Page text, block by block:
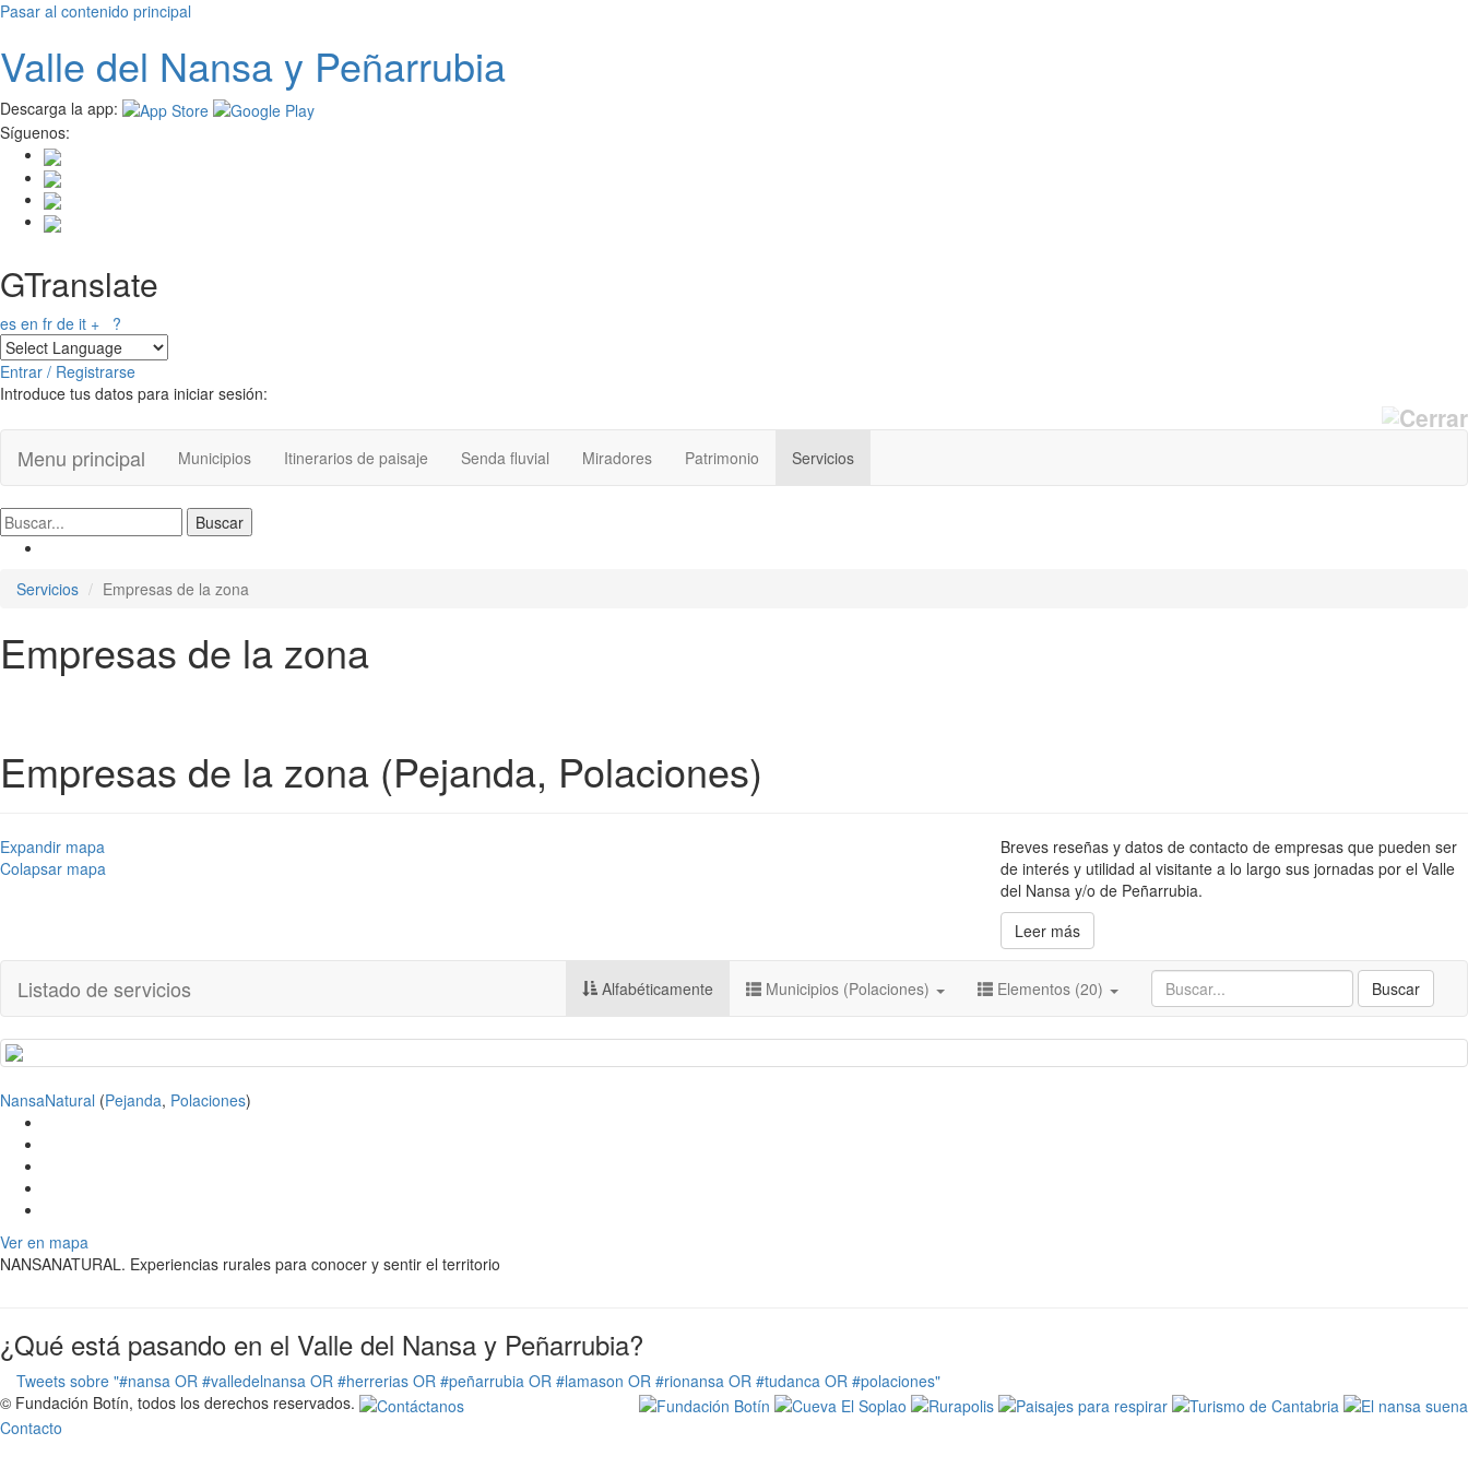
Pasar al contenido principal
Valle del Nansay Peñarrubia
Descarga la app:
Síguenos:
GTranslate
es en fr de it + ?
Entrar / Registrarse
Introduce tus datos para iniciar sesión:
Menu principal Municipios Itinerarios de paisaje Senda fluvial Miradores Patrimonio Servicios
Servicios Empresas de la zona
Empresas de la zona
Empresas de la zona (Pejanda, Polaciones)
Expandir mapa
Colapsar mapa
Breves reseñas y datos de contacto de empresas que pueden ser
de interés y utilidad al visitante a lo largo sus jornadas por el Valle
del Nansa y/o de Peñarrubia.
Leer más
Listado de servicios Buscar
Alfabéticamente Municipios (Polaciones) Elementos (20)
NansaNatural (Pejanda, Polaciones)
Ver en mapa
NANSANATURAL. Experiencias rurales para conocer y sentir el territorio
¿Qué está pasando en el Valle del Nansa y Peñarrubia?
Tweets sobre "#nansa OR #valledelnansa OR #herrerias OR #peñarrubia OR #lamason OR #rionansa OR #tudanca OR #polaciones"
© Fundación Botín, todos los derechos reservados.
Contacto